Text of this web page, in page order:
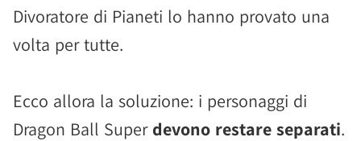
Divoratore di Pianeti lo hanno provato una
volta per tutte.
Ecco allora la soluzione: i personaggi di
Dragon Ball Super devono restare separati.